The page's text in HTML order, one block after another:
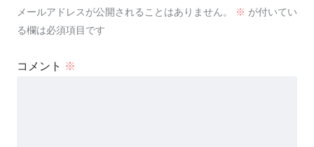
メールアドレスが公開されることはありません。 ※ が付いてい
る欄は必須項目です
コメント ※